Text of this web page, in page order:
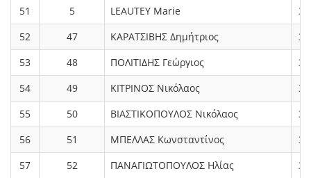
51 5 LEAUTEY Marie
52
47 ΚΑΡΑΤΣΙΒΗΣ Δημήτριος
53
48 ΠΟΛΙΤΙΔΗΣ Γεώργιος
54
49 ΚΙΤΡΙΝΟΣ Νικόλαος
55
50 ΒΙΑΣΤΙΚΟΠΟΥΛΟΣ Νικόλαος
56
51 ΜΠΕΛΛΑΣ Κωνσταντίνος
57
52 ΠΑΝΑΓΙΩΤΟΠΟΥΛΟΣ Ηλίας